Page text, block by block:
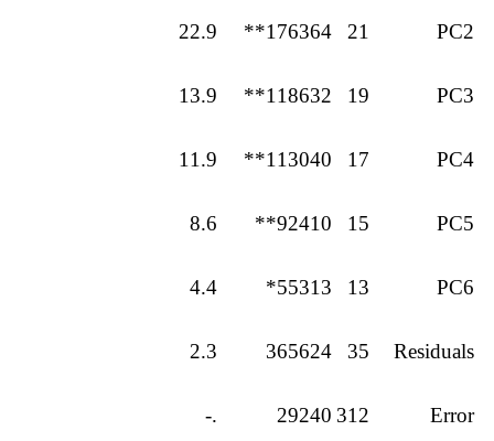
PC2
21
176364**
22.9
PC3
19
118632**
13.9
PC4
17
113040**
11.9
PC5
15
92410**
8.6
PC6
13
55313*
4.4
Residuals
35
365624
2.3
Error
312
29240
.-